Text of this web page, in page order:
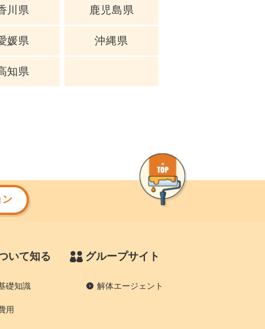
川県
媛県
知県
鹿児島県
沖縄県
ン
いて知る
礎知識
用
グループサイト
解体エージェント